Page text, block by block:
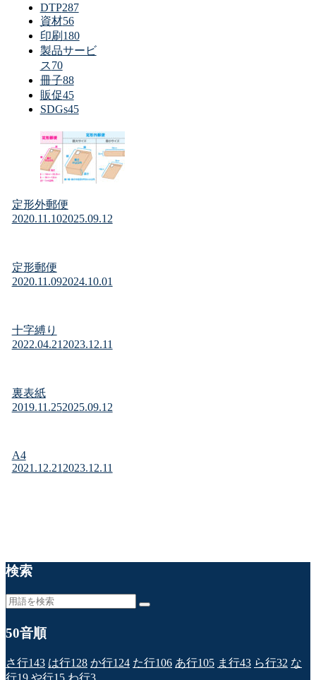
DTP287
資材56
印刷 180
製品サービ
ス70
冊子88
販促45
SDGs45
定形外郵便
2020.11.102025.09.12
定形郵便
2020.11.092024.10.01
十字縛り
2022.04.21 2023.12.11
裏表紙
2019.11.252025.09.12
A4
2021.12.21 2023.12.11
検索
50音順
さ行143 は行128 か行124 た行106 あ行105 ま行43 ら行32 な
行19 や行15 わ行3